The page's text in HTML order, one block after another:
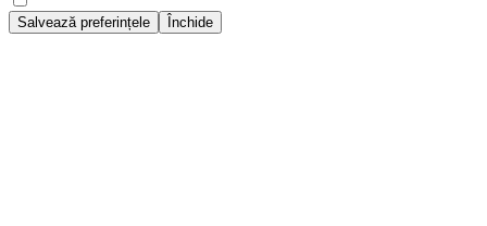
Salvează preferințele Închide